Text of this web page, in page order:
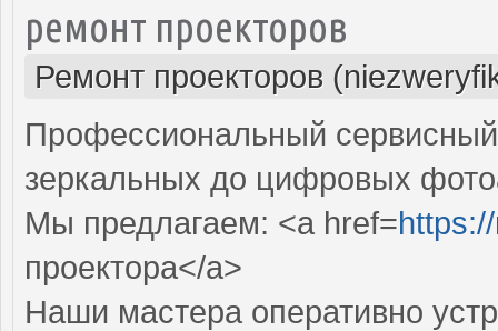
ремонт проекторов
Ремонт проекторов
Профессиональный
зеркальных до цифровых
Мы предлагаем: <a href=
проектора</a>
Наши мастера оперативно